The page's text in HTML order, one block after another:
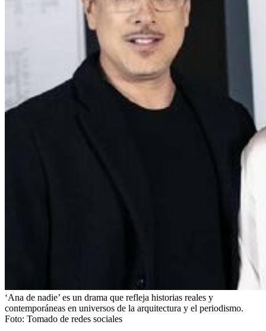
‘Ana de nadie’ es un drama que refleja historias reales y
contemporáneas en universos de la arquitectura y el periodismo.
Foto: Tomado de redes sociales